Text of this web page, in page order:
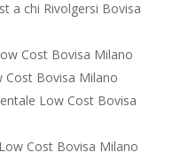
a chi Rivolgersi Bovisa
Cost Bovisa Milano
Cost Bovisa Milano
Low Cost Bovisa
Cost Bovisa Milano